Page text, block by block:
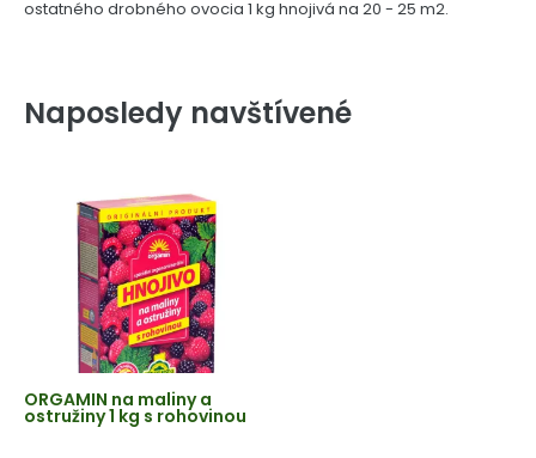
ostatného drobného ovocia 1 kg hnojivá na 20 - 25 m2.
Naposledy navštívené
ORGAMIN na maliny a
ostružiny 1 kg s rohovinou